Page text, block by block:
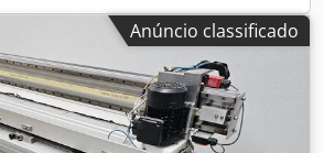
Anúncio classificado